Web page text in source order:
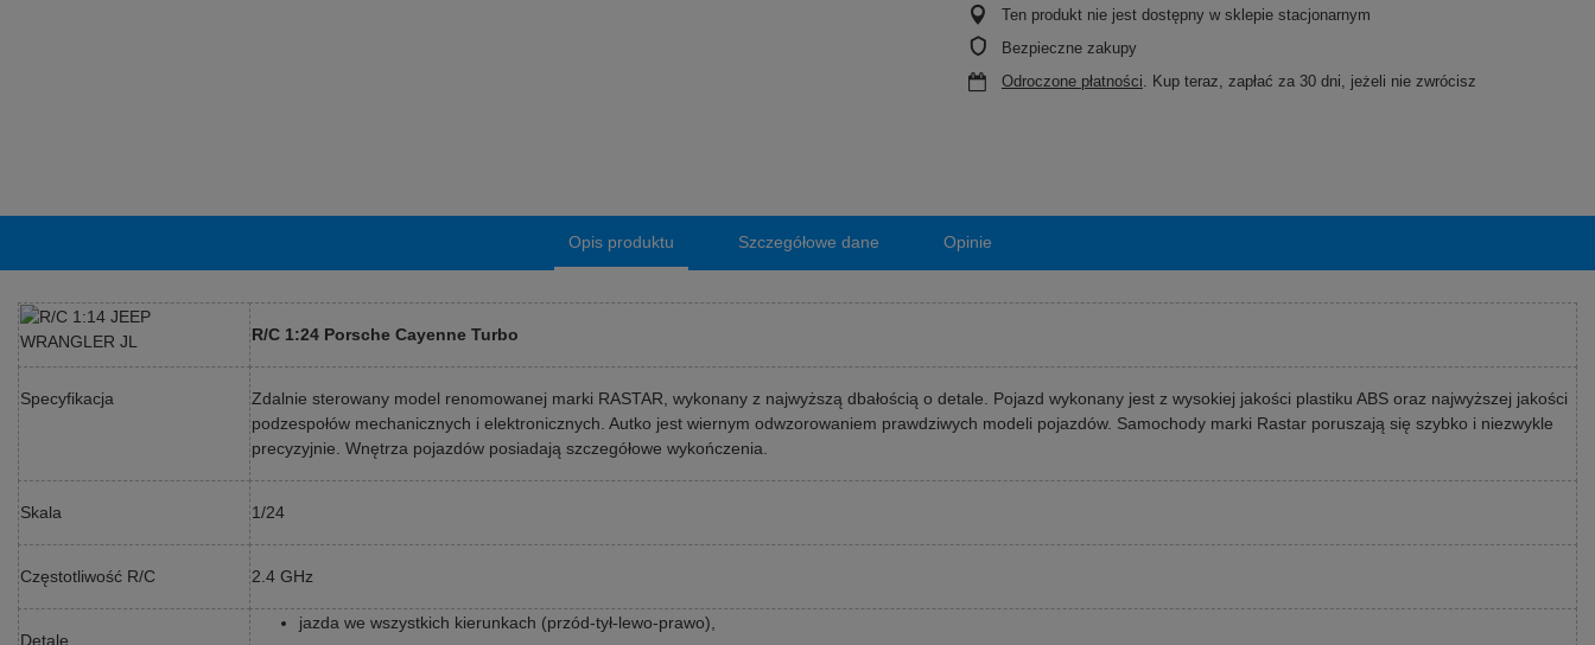
Ten produkt nie jest dostępny w sklepie stacjonarnym
Bezpieczne zakupy
Odroczone płatności. Kup teraz, zapłać za 30 dni, jeżeli nie zwrócisz
Opis produktu Szczegółowe dane Opinie
R/C 1:24 Porsche Cayenne Turbo
Specyfikacja
Zdalnie sterowany model renomowanej marki RASTAR, wykonany z najwyższą dbałością o detale. Pojazd wykonany jest z wysokiej jakości plastiku ABS oraz najwyższej jakości
podzespołów mechanicznych i elektronicznych. Autko jest wiernym odwzorowaniem prawdziwych modeli pojazdów. Samochody marki Rastar poruszają się szybko i niezwykle
precyzyjnie. Wnętrza pojazdów posiadają szczegółowe wykończenia.
Skala 1/24
Częstotliwość R/C 2.4 GHz
Detale
jazda we wszystkich kierunkach (przód-tył-lewo-prawo),